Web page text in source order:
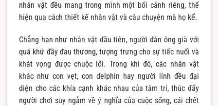
nhân vật đều mang trong mình một bối cảnh riêng, thể
hiện qua cách thiết kế nhân vật và câu chuyện mà họ kể.
Chẳng hạn như nhân vật đầu tiên, người đàn ông già với
quá khứ đầy đau thương, tượng trưng cho sự tiếc nuối và
khát vọng được chuộc lỗi. Trong khi đó, các nhân vật
khác như con vẹt, con delphin hay người lính đều đại
diện cho các khía cạnh khác nhau của tâm trí, thúc đẩy
người chơi suy ngẫm về ý nghĩa của cuộc sống, cái chết